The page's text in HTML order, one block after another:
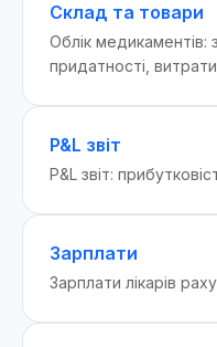
Склад та товари
Облік медикаментів:
придатності, витрати
P&L звіт
P&L звіт:
Зарплати
Зарплати лікарів